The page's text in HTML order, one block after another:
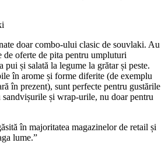
doar combo-ului clasic de souvlaki. Au
de oferte de pita pentru umpluturi
pui și salată la legume la grătar și peste.
în arome și forme diferite (de exemplu
în prezent), sunt perfecte pentru gustările
sandvișurile și wrap-urile, nu doar pentru
în majoritatea magazinelor de retail și
lume.”